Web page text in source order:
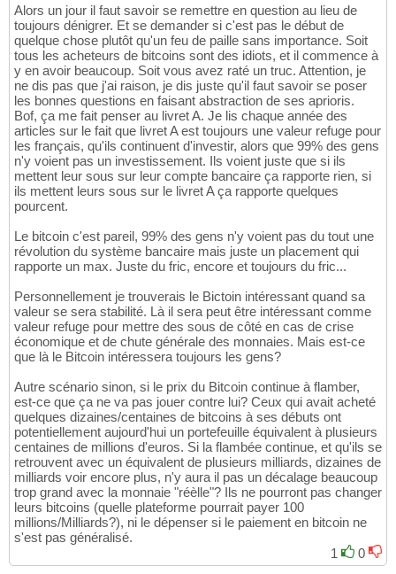
Alors un jour il faut savoir se remettre en question au lieu de
toujours dénigrer. Et se demander si c'est pas le début de
quelque chose plutôt qu'un feu de paille sans importance. Soit
tous les acheteurs de bitcoins sont des idiots, et il commence à
y en avoir beaucoup. Soit vous avez raté un truc. Attention, je
ne dis pas que j'ai raison, je dis juste qu'il faut savoir se poser
les bonnes questions en faisant abstraction de ses aprioris.
Bof, ça me fait penser au livret A. Je lis chaque année des
articles sur le fait que livret A est toujours une valeur refuge pour
les français, qu'ils continuent d'investir, alors que 99% des gens
n'y voient pas un investissement. Ils voient juste que si ils
mettent leur sous sur leur compte bancaire ça rapporte rien, si
ils mettent leurs sous sur le livret A ça rapporte quelques
pourcent.
Le bitcoin c'est pareil, 99% des gens n'y voient pas du tout une
révolution du système bancaire mais juste un placement qui
rapporte un max. Juste du fric, encore et toujours du fric...
Personnellement je trouverais le Bictoin intéressant quand sa
valeur se sera stabilité. Là il sera peut être intéressant comme
valeur refuge pour mettre des sous de côté en cas de crise
économique et de chute générale des monnaies. Mais est-ce
que là le Bitcoin intéressera toujours les gens?
Autre scénario sinon, si le prix du Bitcoin continue à flamber,
est-ce que ça ne va pas jouer contre lui? Ceux qui avait acheté
quelques dizaines/centaines de bitcoins à ses débuts ont
potentiellement aujourd'hui un portefeuille équivalent à plusieurs
centaines de millions d'euros. Si la flambée continue, et qu'ils se
retrouvent avec un équivalent de plusieurs milliards, dizaines de
milliards voir encore plus, n'y aura il pas un décalage beaucoup
trop grand avec la monnaie "réèlle"? Ils ne pourront pas changer
leurs bitcoins (quelle plateforme pourrait payer 100
millions/Milliards?), ni le dépenser si le paiement en bitcoin ne
s'est pas généralisé.
1
0